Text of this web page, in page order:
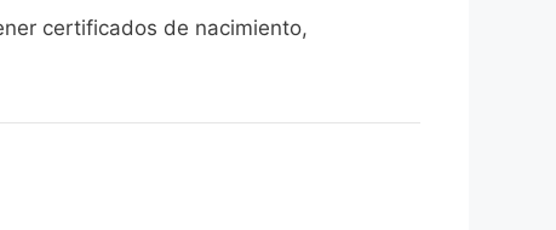
certificados de nacimiento,